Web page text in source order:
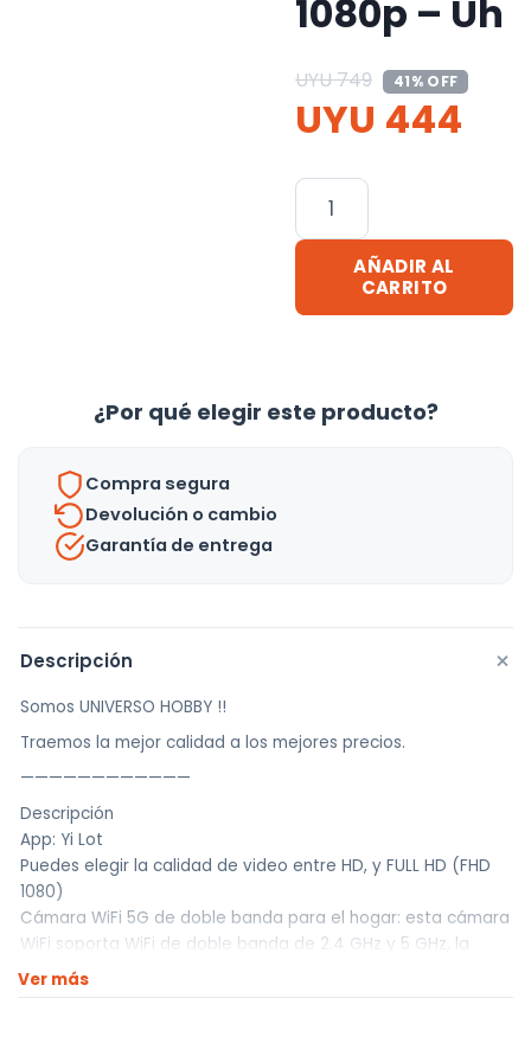
1080p – Uh
UYU749 41% OFF
UYU 444
Camara
Seguridad
Bizo
Lampara
Espia
-
AÑADIR AL
CARRITO
¿Por qué elegir este producto?
Compra segura
Devolución o cambio
Garantía de entrega
Descripción +
Somos UNIVERSO HOBBY !!
Traemos la mejor calidad a los mejores precios.
————————————
Descripción
App: Yi Lot
Puedes elegir la calidad de video entre HD, y FULL HD (FHD
1080)
Cámara WiFi 5G de doble banda para el hogar: esta cámara
WiFi soporta WiFi de doble banda de 2.4 GHz y 5 GHz, la
velocidad de transmisión de señales WiFi 5G es muy rápida.
Visión remota y visión nocturna: nuestra cámara puede
Ver más